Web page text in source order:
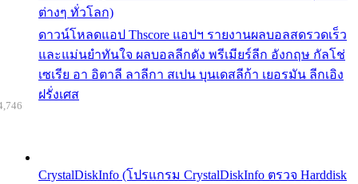
ต่างๆ ทั่วโลก)
ดาวน์โหลดแอป Thscore แอปฯ รายงานผลบอลสดรวดเร็ว
และแม่นยำทันใจ ผลบอลลีกดัง พรีเมียร์ลีก อังกฤษ กัลโช่
เซเรีย อา อิตาลี ลาลีกา สเปน บุนเดสลีก้า เยอรมัน ลีกเอิง
ฝรั่งเศส
CrystalDiskInfo (โปรแกรม CrystalDiskInfo ตรวจ Harddisk